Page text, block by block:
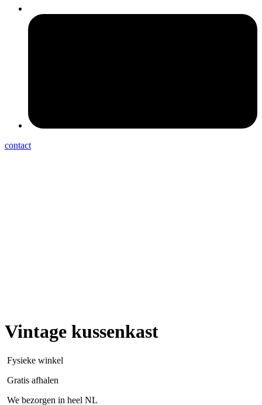
contact
Vintage kussenkast
Fysieke winkel
Gratis afhalen
We bezorgen in heel NL